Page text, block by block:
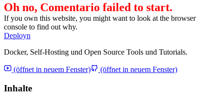
Oh no, Comentario failed to start.
If you own this website, you might want to look at the browser
console to find out why.
Deployn
Docker, Self-Hosting und Open Source Tools und Tutorials.
(öffnet in neuem Fenster) (öffnet in neuem Fenster)
Inhalte